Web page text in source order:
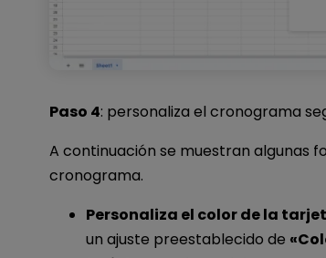
Paso 4: personaliza el cronograma
A continuación se muestran algunas
cronograma.
Personaliza el color de la
un ajuste preestablecido de